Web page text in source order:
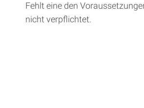
Fehlt eine den
nicht verpflichtet.